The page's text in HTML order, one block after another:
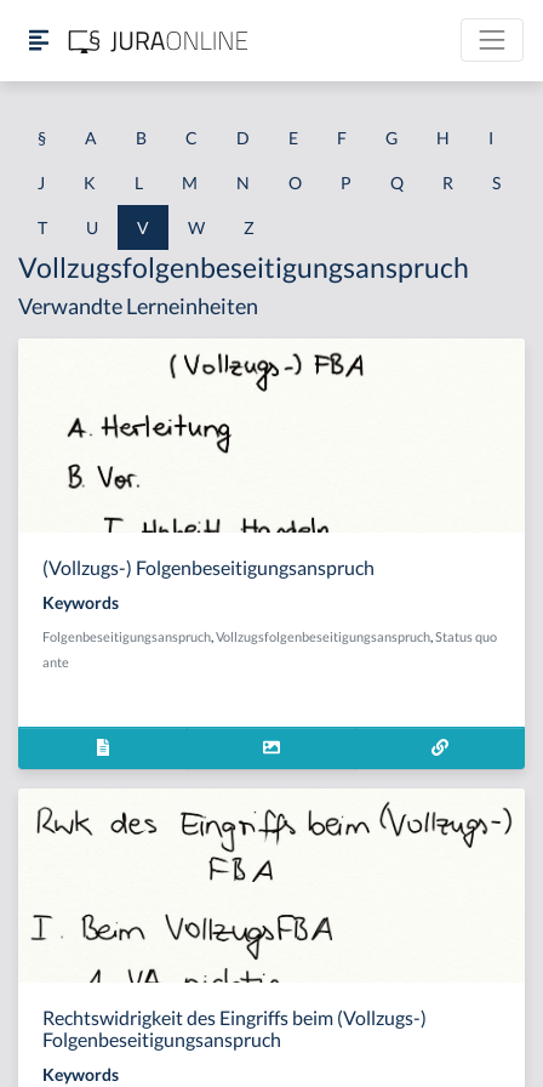
§ A B C D E F G H I
J K L M N O P Q R S
T U V W Z
Vollzugsfolgenbeseitigungsanspruch
Verwandte Lerneinheiten
(Vollzugs-) Folgenbeseitigungsanspruch
Keywords
Folgenbeseitigungsanspruch Vollzugsfolgenbeseitigungsanspruch Status quo
ante
Rechtswidrigkeit des Eingriffs beim (Vollzugs-)
Folgenbeseitigungsanspruch
Keywords